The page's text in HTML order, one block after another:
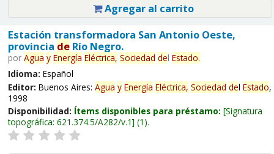
Agregar al carrito
Estación transformadora San Antonio Oeste,
provincia deRío Negro.
por Agua y Energía Eléctrica, Sociedad del Estado.
Idioma: Español
Editor: Buenos Aires: Agua y Energía Eléctrica, Sociedad del Estado,
1998
Disponibilidad: Ítems disponibles para préstamo: Signatura
topográfica: 621.374.5/A282/v.1 (1).